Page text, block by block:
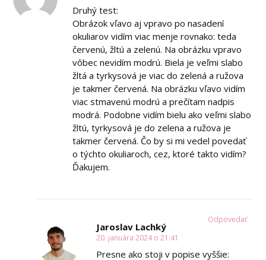
Druhý test:
Obrázok vľavo aj vpravo po nasadení
okuliarov vidím viac menje rovnako: teda
červenú, žltú a zelenú. Na obrázku vpravo
vôbec nevidím modrú. Biela je veľmi slabo
žltá a tyrkysová je viac do zelená a ružova
je takmer červená. Na obrázku vľavo vidím
viac stmavenú modrú a prečítam nadpis
modrá. Podobne vidím bielu ako veľmi slabo
žltú, tyrkysová je do zelena a ružova je
takmer červená. Čo by si mi vedel povedať
o týchto okuliaroch, cez, ktoré takto vidím?
Ďakujem.
Jaroslav Lachký
20. januára 2024 o 21:41
Presne ako stoji v popise vyššie:⠀
Odpovedať